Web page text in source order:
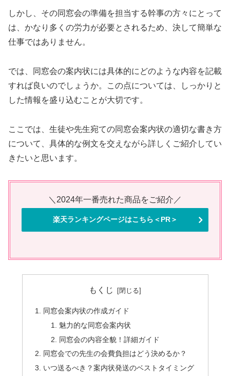
しかし、その同窓会の準備を担当する幹事の方々にとって
は、かなり多くの労力が必要とされるため、決して簡単な
仕事ではありません。
では、同窓会の案内状には具体的にどのような内容を記載
すれば良いのでしょうか。この点については、しっかりと
した情報を盛り込むことが大切です。
ここでは、生徒や先生宛ての同窓会案内状の適切な書き方
について、具体的な例文を交えながら詳しくご紹介してい
きたいと思います。
＼2024年一番売れた商品をご紹介／
楽天ランキングページはこちら＜PR＞
もくじ
同窓会案内状の作成ガイド
魅力的な同窓会案内状
同窓会の内容全貌！詳細ガイド
同窓会での先生の会費負担はどう決めるか？
いつ送るべき？案内状発送のベストタイミング